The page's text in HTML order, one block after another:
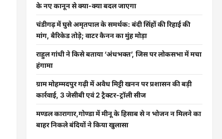
के नए कानून से क्या-क्या बदल जाएगा
चंडीगढ़ में घुसे अमृतपाल के समर्थक: बंदी सिंहों की रिहाई की
मांग, बैरिकेड तोड़े; वाटर कैनन का मुंह मोड़ा
राहुल गांधी ने किसे बताया ‘अंधभक्त’, जिस पर लोकसभा में मचा
हंगामा
ग्राम मोहम्मदपुर गढ़ी में अवैध मिट्टी खनन पर प्रशासन की बड़ी
कार्रवाई, 3 जेसीबी एवं 2 ट्रैक्टर-ट्रॉली सीज
मण्डल कारागार,गोण्डा में मीनू के हिसाब से न भोजन न मिलने का
बाहर निकले बंदियों ने किया खुलासा